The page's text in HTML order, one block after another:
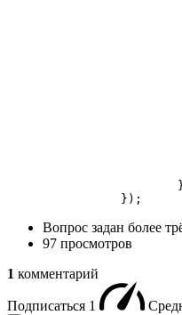
		});
Вопрос задан более
97 просмотров
1 комментарий
Подписаться 1